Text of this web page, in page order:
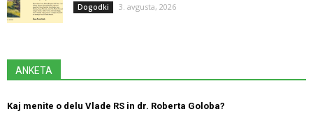
Dogodki 3. avgusta, 2026
ANKETA
Kaj menite o delu Vlade RS in dr. Roberta Goloba?